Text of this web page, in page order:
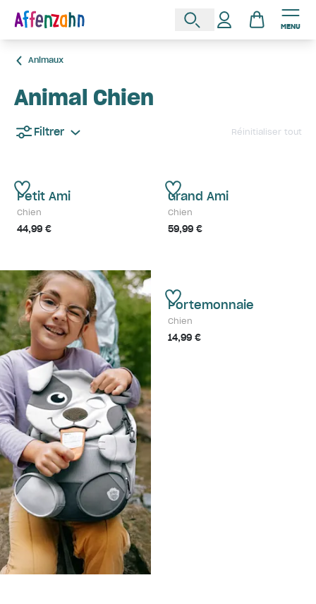
MENU
Animaux
Animal Chien
Filtrer Réinitialiser tout
Petit Ami
Chien
44,99 €
Grand Ami
Chien
59,99 €
Portemonnaie
Chien
14,99 €